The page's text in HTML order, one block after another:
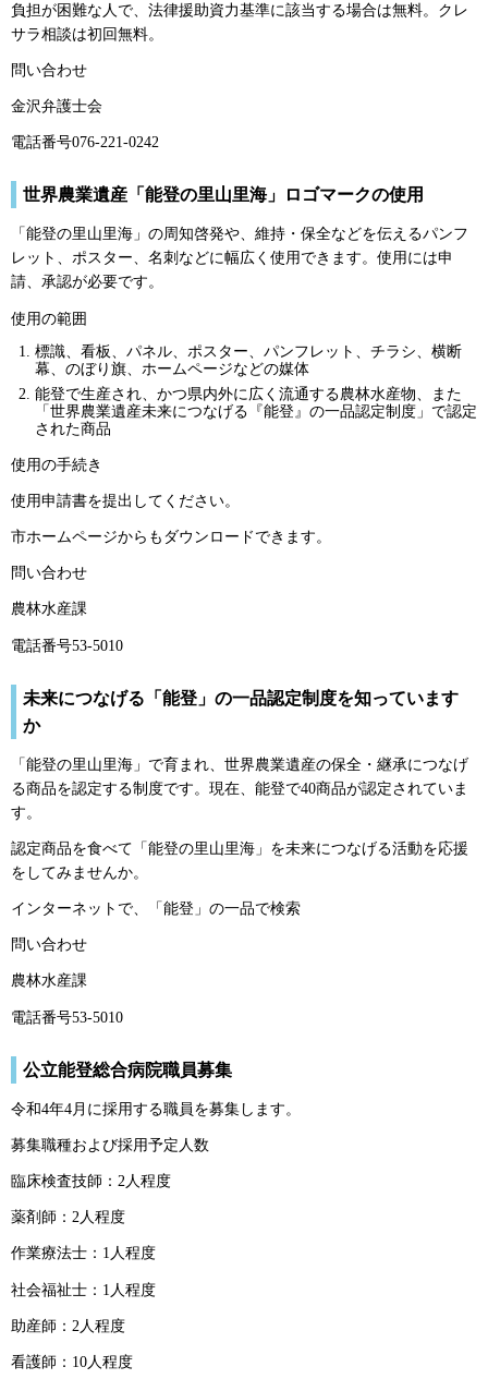
負担が困難な人で、法律援助資力基準に該当する場合は無料。クレ
サラ相談は初回無料。
問い合わせ
金沢弁護士会
電話番号076-221-0242
世界農業遺産「能登の里山里海」ロゴマークの使用
「能登の里山里海」の周知啓発や、維持・保全などを伝えるパンフ
レット、ポスター、名刺などに幅広く使用できます。使用には申
請、承認が必要です。
使用の範囲
標識、看板、パネル、ポスター、パンフレット、チラシ、横断
幕、のぼり旗、ホームページなどの媒体
能登で生産され、かつ県内外に広く流通する農林水産物、また
「世界農業遺産未来につなげる『能登』の一品認定制度」で認定
された商品
使用の手続き
使用申請書を提出してください。
市ホームページからもダウンロードできます。
問い合わせ
農林水産課
電話番号53-5010
未来につなげる「能登」の一品認定制度を知っています
か
「能登の里山里海」で育まれ、世界農業遺産の保全・継承につなげ
る商品を認定する制度です。現在、能登で40商品が認定されていま
す。
認定商品を食べて「能登の里山里海」を未来につなげる活動を応援
をしてみませんか。
インターネットで、「能登」の一品で検索
問い合わせ
農林水産課
電話番号53-5010
公立能登総合病院職員募集
令和4年4月に採用する職員を募集します。
募集職種および採用予定人数
臨床検査技師：2人程度
薬剤師：2人程度
作業療法士：1人程度
社会福祉士：1人程度
助産師：2人程度
看護師：10人程度